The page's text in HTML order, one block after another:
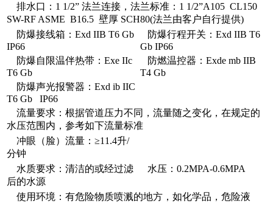
排水口：1 1/2” 法兰连接，法兰标准：1 1/2”A105 CL150
SW-RF ASME B16.5 壁厚 SCH80(法兰由客户自行提供)
防爆接线箱：Exd IIB T6 Gb
IP66
防爆行程开关：Exd IIB T6
Gb IP66
防爆自限温伴热带：Exe IIc
T6 Gb
防燃温控器：Exde mb IIB
T4 Gb
防爆声光报警器：Exd ib IIC
T6 Gb IP66
流量要求：根据管道压力不同，流量随之变化，在规定的
水压范围内，参考如下流量标准
冲眼（脸）流量：≥11.4升/
分钟
水质要求：清洁的或经过滤
后的水源
水压：0.2MPA-0.6MPA
使用环境：有危险物质喷溅的地方，如化学品，危险液